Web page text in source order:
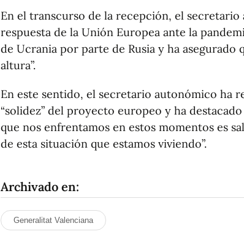
En el transcurso de la recepción, el
respuesta de la Unión Europea ante la
de Ucrania por parte de Rusia y ha asegurado
altura”.
En este sentido, el secretario autonómico ha
“solidez” del proyecto europeo y ha
que nos enfrentamos en estos momentos es
de esta situación que estamos viviendo”.
Archivado en:
Generalitat Valenciana